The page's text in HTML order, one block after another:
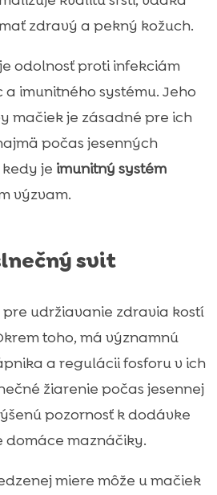
zdravý a pekný kožuch.
odolnosť proti infekciám
imunitného systému. Jeho
mačiek je zásadné pre ich
počas jesenných
kedy je imunitný systém
výzvam.
svit
udržiavanie zdravia kostí
toho, má významnú
a regulácii fosforu v ich
žiarenie počas jesennej
pozornosť k dodávke
domáce maznáčiky.
miere môže u mačiek